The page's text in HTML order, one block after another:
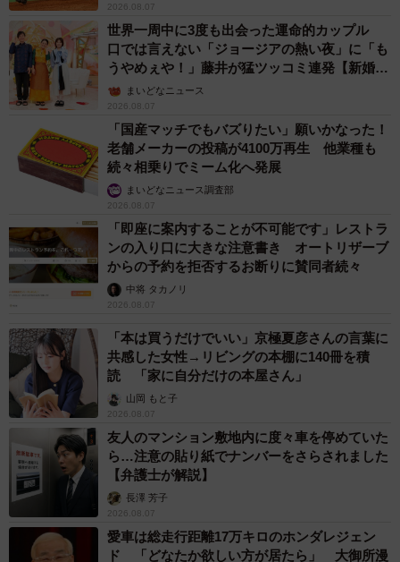
2026.08.07
世界一周中に3度も出会った運命的カップル
口では言えない「ジョージアの熱い夜」に「も
うやめぇや！」藤井が猛ツッコミ連発【新婚さ
ん】まいどなニュース
2026.08.07
「国産マッチでもバズりたい」願いかなった！
老舗メーカーの投稿が4100万再生 他業種も
続々相乗りでミーム化へ発展
まいどなニュース調査部
2026.08.07
「即座に案内することが不可能です」レストラ
ンの入り口に大きな注意書き オートリザーブ
からの予約を拒否するお断りに賛同者続々
中将 タカノリ
2026.08.07
「本は買うだけでいい」京極夏彦さんの言葉に
共感した女性→リビングの本棚に140冊を積
読 「家に自分だけの本屋さん」
山岡 もと子
2026.08.07
友人のマンション敷地内に度々車を停めていた
ら…注意の貼り紙でナンバーをさらされました
【弁護士が解説】
長澤 芳子
2026.08.07
愛車は総走行距離17万キロのホンダレジェン
ド 「どなたか欲しい方が居たら」 大御所漫